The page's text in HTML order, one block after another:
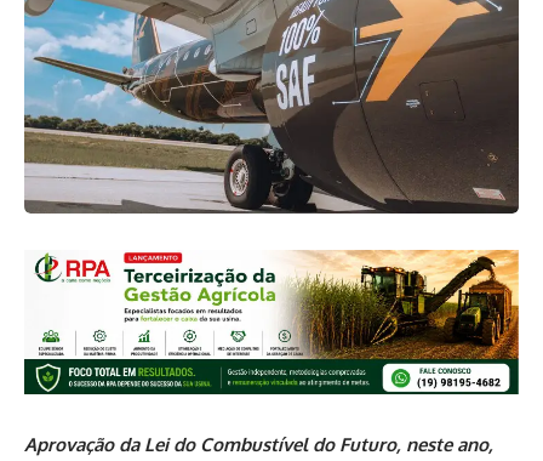
Aprovação da Lei do Combustível do Futuro, neste ano,